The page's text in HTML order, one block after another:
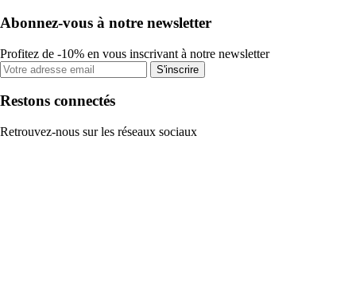
Abonnez-vous à notre newsletter
Profitez de -10% en vous inscrivant à notre newsletter
S'inscrire
Restons connectés
Retrouvez-nous sur les réseaux sociaux